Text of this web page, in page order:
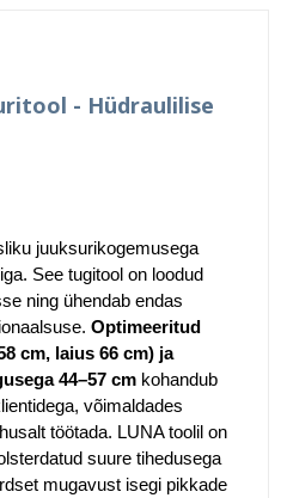
- Hüdraulilise
juuksurikogemusega
See tugitool on loodud
ning ühendab endas
Optimeeritud
cm, laius 66 cm) ja
44–57 cm kohandub
võimaldades
töötada. LUNA toolil on
suure tihedusega
mugavust isegi pikkade